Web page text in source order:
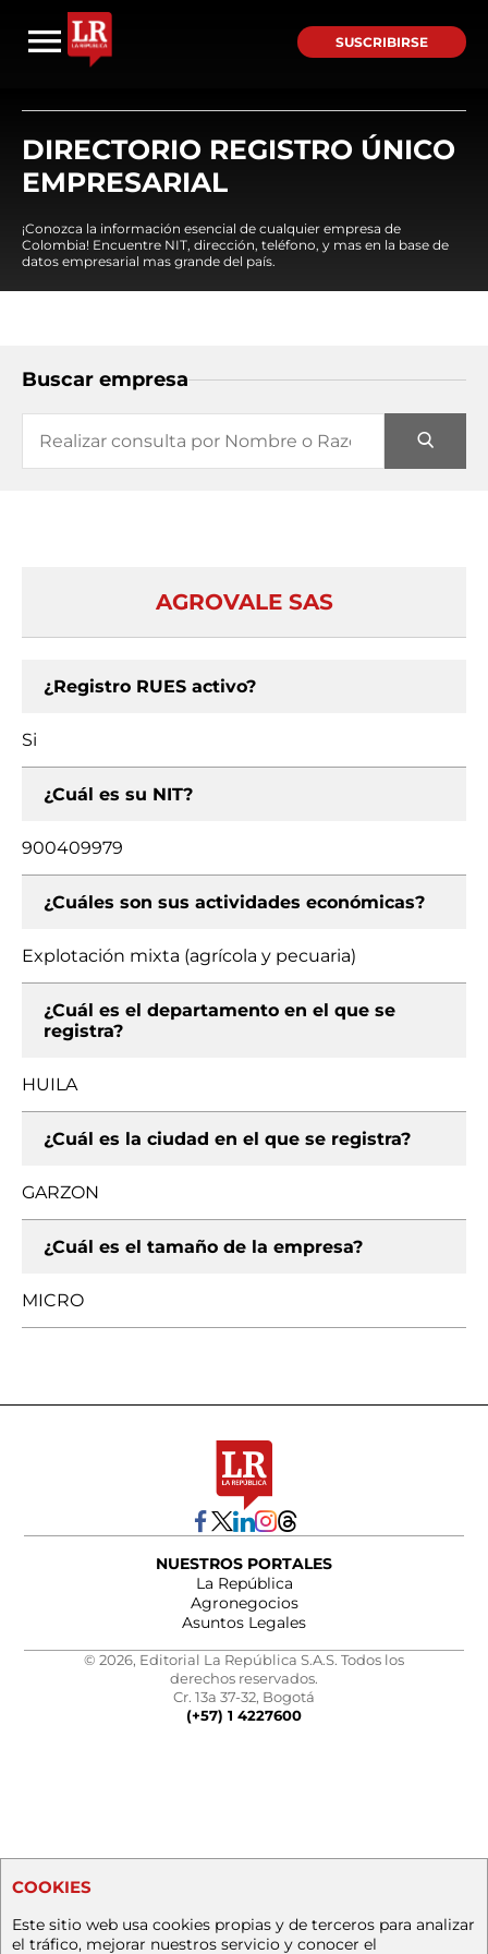
SUSCRIBIRSE
DIRECTORIO REGISTRO ÚNICO
EMPRESARIAL
¡Conozca la información esencial de cualquier empresa de
Colombia! Encuentre NIT, dirección, teléfono, y mas en la base de
datos empresarial mas grande del país.
Buscar empresa
AGROVALE SAS
¿Registro RUES activo?
Si
¿Cuál es su NIT?
900409979
¿Cuáles son sus actividades económicas?
Explotación mixta (agrícola y pecuaria)
¿Cuál es el departamento en el que se
registra?
HUILA
¿Cuál es la ciudad en el que se registra?
GARZON
¿Cuál es el tamaño de la empresa?
MICRO
NUESTROS PORTALES
La República
Agronegocios
Asuntos Legales
© 2026, Editorial La República S.A.S. Todos los
derechos reservados.
Cr. 13a 37-32, Bogotá
(+57) 1 4227600
COOKIES
Este sitio web usa cookies propias y de terceros para analizar
el tráfico, mejorar nuestros servicio y conocer el